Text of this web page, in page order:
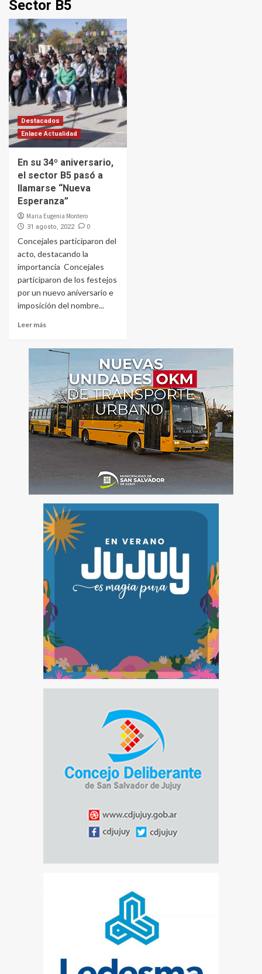
Sector B5
Destacados
Enlace Actualidad
En su 34º aniversario,
el sector B5 pasó a
llamarse “Nueva
Esperanza”
Maria Eugenia Montero
31 agosto, 2022 0
Concejales participaron del
acto, destacando la
importancia Concejales
participaron de los festejos
por un nuevo aniversario e
imposición del nombre...
Leer más